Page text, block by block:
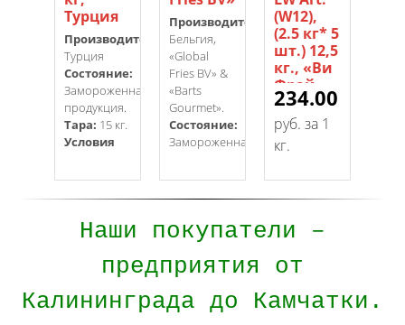
Турция
Производитель:
Турция
Состояние:
Замороженная
продукция.
Тара: 15 кг.
Условия
2 года при
Производитель:
Бельгия,
«Global
Fries BV» &
«Barts
Gourmet».
Состояние:
Замороженная
Тара:10 кг.
18 месяцев
температуре
-18°C.
(W12),
(2.5 кг* 5
шт.) 12,5
кг., «Ви
Фрай»
Артикул
W12 /
4660015860646
ООО «Ви
Фрай».
Замороженная
Тара:
Условия
234.00
pуб. за 1
кг.
Наши покупатели –
предприятия от
Калининграда до Камчатки.